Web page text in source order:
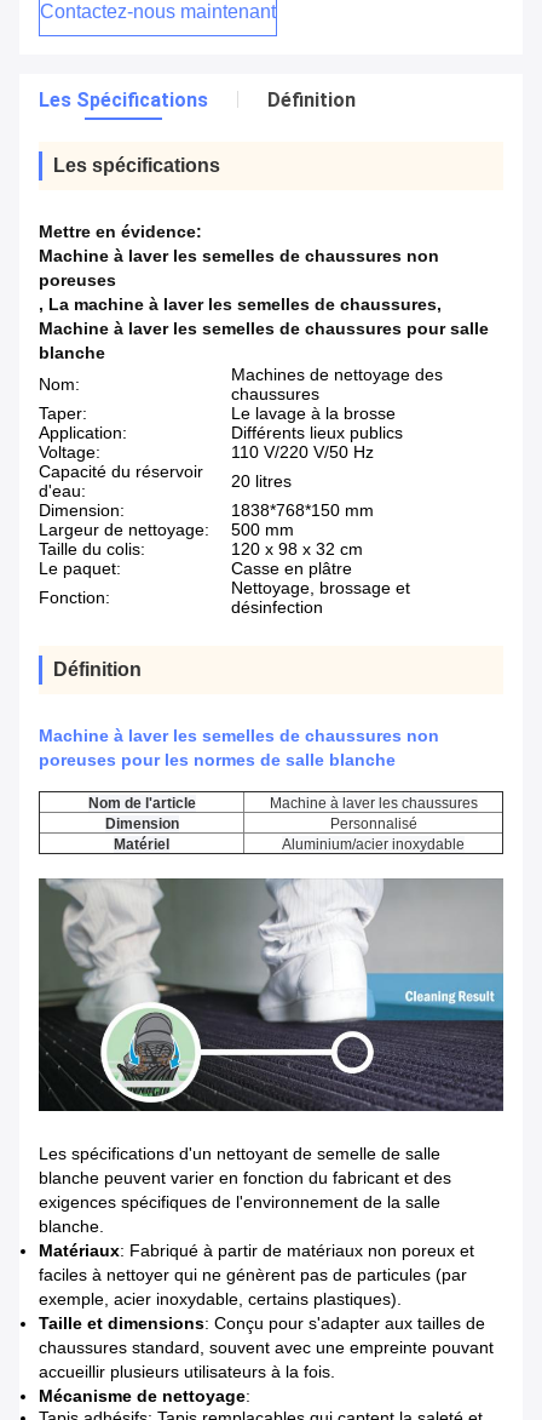
Contactez-nous maintenant
Les Spécifications Définition
Les spécifications
Mettre en évidence:
Machine à laver les semelles de chaussures non
poreuses
, La machine à laver les semelles de chaussures,
Machine à laver les semelles de chaussures pour salle
blanche
Nom:
Machines de nettoyage des
chaussures
Taper:
Le lavage à la brosse
Application:
Différents lieux publics
Voltage:
110 V/220 V/50 Hz
Capacité du réservoir
d'eau:
20 litres
Dimension:
1838*768*150 mm
Largeur de nettoyage:
500 mm
Taille du colis:
120 x 98 x 32 cm
Le paquet:
Casse en plâtre
Fonction:
Nettoyage, brossage et
désinfection
Définition
Machine à laver les semelles de chaussures non
poreuses pour les normes de salle blanche
Nom de l'article
Machine à laver les chaussures
Dimension
Personnalisé
Matériel
Aluminium/acier inoxydable
Les spécifications d'un nettoyant de semelle de salle
blanche peuvent varier en fonction du fabricant et des
exigences spécifiques de l'environnement de la salle
blanche.
Matériaux: Fabriqué à partir de matériaux non poreux et
faciles à nettoyer qui ne génèrent pas de particules (par
exemple, acier inoxydable, certains plastiques).
Taille et dimensions: Conçu pour s'adapter aux tailles de
chaussures standard, souvent avec une empreinte pouvant
accueillir plusieurs utilisateurs à la fois.
Mécanisme de nettoyage: